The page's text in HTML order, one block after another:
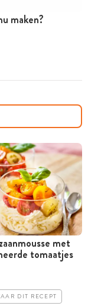
maken?
met
tomaatjes
DIT RECEPT